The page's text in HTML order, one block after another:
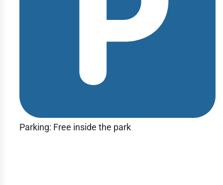
Parking: Free inside the park